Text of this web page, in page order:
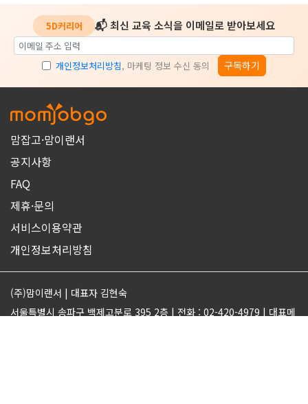
5D커리어 📬 최신 교육 소식을 이메일로 받아보세요
개인정보처리방침, 마케팅 정보 수신 동의 구독하기
맘잡고·맘이랜서
공지사항
FAQ
제휴·문의
서비스이용약관
개인정보처리방침
(주)맘이랜서 | 대표자 김현숙
서울특별시 송파구 백제고분로 395 2층 | 전화 : 02-420-4979 | 대표메